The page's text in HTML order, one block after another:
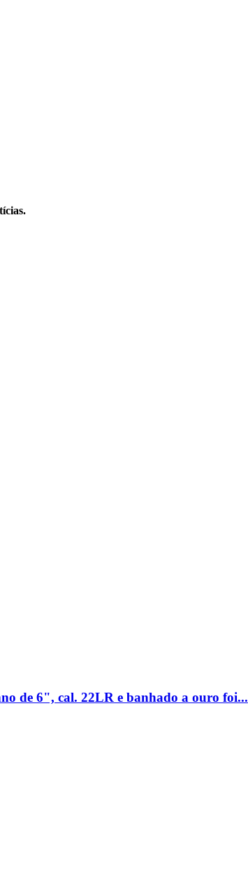
.
de 6", cal. 22LR e banhado a ouro foi...